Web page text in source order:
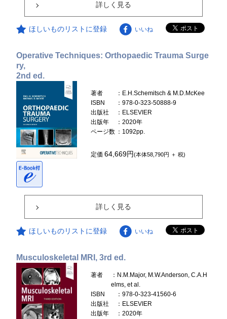
詳しく見る
ほしいものリストに登録 いいね
Operative Techniques: Orthopaedic Trauma Surge
ry,
2nd ed.
著者
：E.H.Schemitsch & M.D.McKee
ISBN
：978-0-323-50888-9
出版社
：ELSEVIER
出版年
：2020年
ページ数 ：1092pp.
定価64,669円(本体58,790円 ＋ 税)
詳しく見る
ほしいものリストに登録 いいね
Musculoskeletal MRI, 3rd ed.
著者
：N.M.Major, M.W.Anderson, C.A.H
elms, et al.
ISBN
：978-0-323-41560-6
出版社
：ELSEVIER
出版年
：2020年